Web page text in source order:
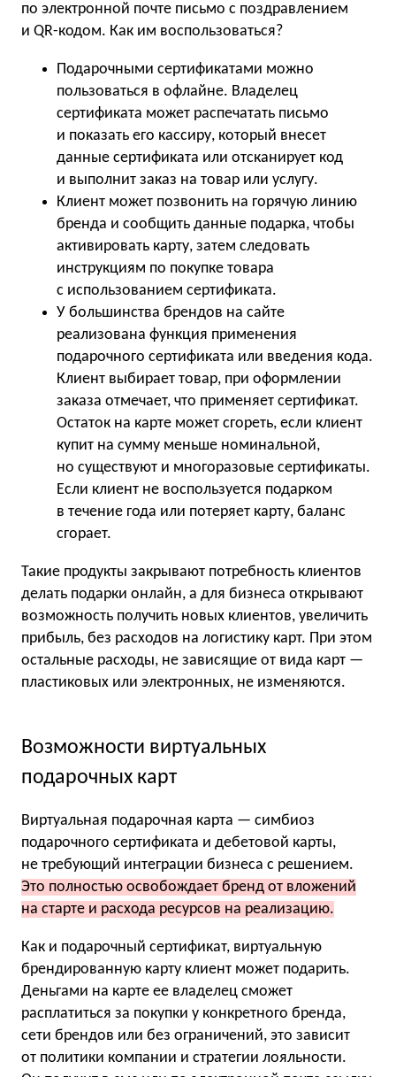
по электронной почте письмо с поздравлением
и QR-кодом. Как им воспользоваться?
Подарочными сертификатами можно
пользоваться в офлайне. Владелец
сертификата может распечатать письмо
и показать его кассиру, который внесет
данные сертификата или отсканирует код
и выполнит заказ на товар или услугу.
Клиент может позвонить на горячую линию
бренда и сообщить данные подарка, чтобы
активировать карту, затем следовать
инструкциям по покупке товара
с использованием сертификата.
У большинства брендов на сайте
реализована функция применения
подарочного сертификата или введения кода.
Клиент выбирает товар, при оформлении
заказа отмечает, что применяет сертификат.
Остаток на карте может сгореть, если клиент
купит на сумму меньше номинальной,
но существуют и многоразовые сертификаты.
Если клиент не воспользуется подарком
в течение года или потеряет карту, баланс
сгорает.
Такие продукты закрывают потребность клиентов
делать подарки онлайн, а для бизнеса открывают
возможность получить новых клиентов, увеличить
прибыль, без расходов на логистику карт. При этом
остальные расходы, не зависящие от вида карт —
пластиковых или электронных, не изменяются.
Возможности виртуальных
подарочных карт
Виртуальная подарочная карта — симбиоз
подарочного сертификата и дебетовой карты,
не требующий интеграции бизнеса с решением.
Это полностью освобождает бренд от вложений
на старте и расхода ресурсов на реализацию.
Как и подарочный сертификат, виртуальную
брендированную карту клиент может подарить.
Деньгами на карте ее владелец сможет
расплатиться за покупки у конкретного бренда,
сети брендов или без ограничений, это зависит
от политики компании и стратегии лояльности.